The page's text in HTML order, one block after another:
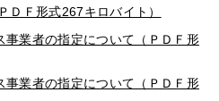
ＤＦ形式267キロバイト）
業者の指定について（ＰＤＦ形
業者の指定について（ＰＤＦ形